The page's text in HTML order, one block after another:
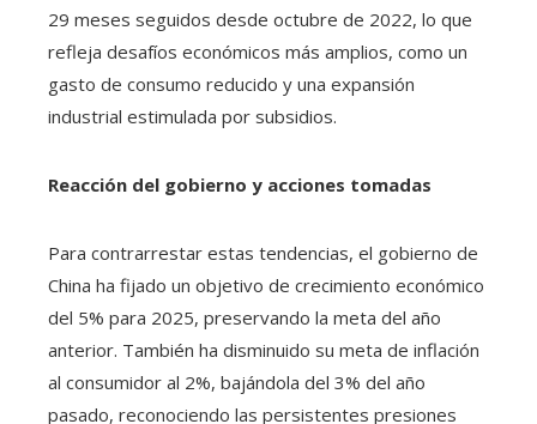
29 meses seguidos desde octubre de 2022, lo que
refleja desafíos económicos más amplios, como un
gasto de consumo reducido y una expansión
industrial estimulada por subsidios. ​
Reacción del gobierno y acciones tomadas
Para contrarrestar estas tendencias, el gobierno de
China ha fijado un objetivo de crecimiento económico
del 5% para 2025, preservando la meta del año
anterior. También ha disminuido su meta de inflación
al consumidor al 2%, bajándola del 3% del año
pasado, reconociendo las persistentes presiones